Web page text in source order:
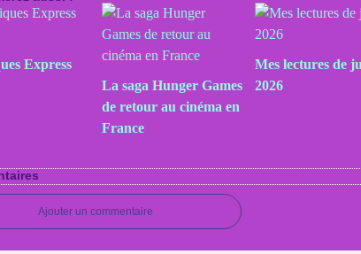
Express
La saga Hunger Games
de retour au cinéma en
France
Mes lectures de
2026
Ajouter un commentaire